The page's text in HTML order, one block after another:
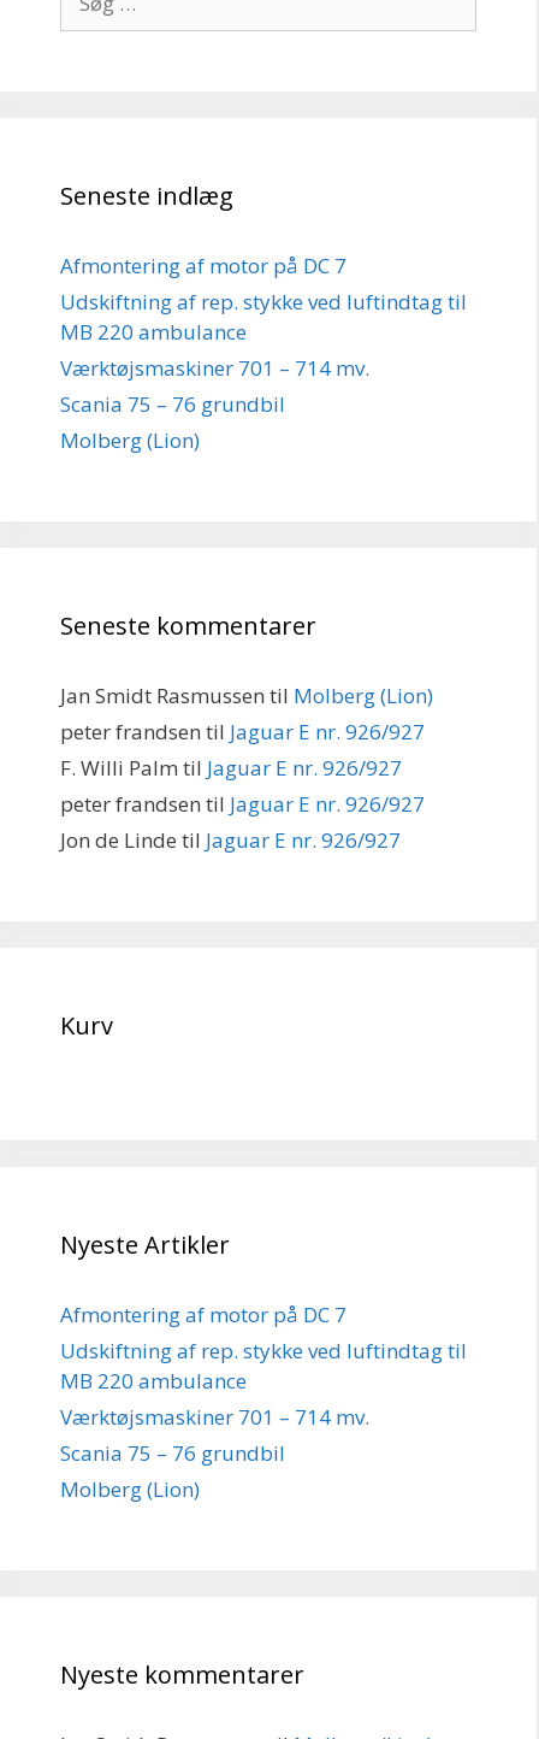
efter:
Seneste indlæg
Afmontering af motor på DC 7
Udskiftning af rep. stykke ved luftindtag til
MB 220 ambulance
Værktøjsmaskiner 701 – 714 mv.
Scania 75 – 76 grundbil
Molberg (Lion)
Seneste kommentarer
Jan Smidt Rasmussen til Molberg (Lion)
peter frandsen til Jaguar E nr. 926/927
F. Willi Palm til Jaguar E nr. 926/927
peter frandsen til Jaguar E nr. 926/927
Jon de Linde til Jaguar E nr. 926/927
Kurv
Nyeste Artikler
Afmontering af motor på DC 7
Udskiftning af rep. stykke ved luftindtag til
MB 220 ambulance
Værktøjsmaskiner 701 – 714 mv.
Scania 75 – 76 grundbil
Molberg (Lion)
Nyeste kommentarer